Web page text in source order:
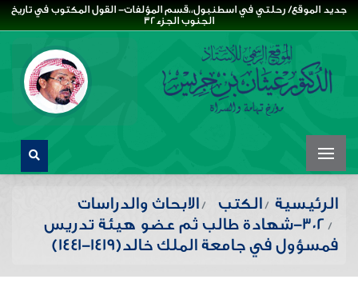
جديد الموقع/ رحلتي في اسطنبول،،قسم المؤلفات- القول المكتوب في تاريخ
الجنوب الجزء32
الرئيسية الكتب
الابحاث والدراسات
302-شهادة طالب ثم عضو هيئة تدريس
فمسؤول في جامعة الملك خالد(١٤١٩-١٤٤١)